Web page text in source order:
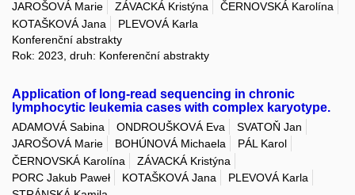
JAROŠOVÁ Marie
ZÁVACKÁ Kristýna
ČERNOVSKÁ Karolína
KOTAŠKOVÁ Jana
PLEVOVÁ Karla
Konferenční abstrakty
Rok: 2023, druh: Konferenční abstrakty
Application of long-read sequencing in chronic
lymphocytic leukemia cases with complex karyotype.
ADAMOVÁ Sabina ONDROUŠKOVÁ Eva
SVATOŇ Jan
JAROŠOVÁ Marie
BOHÚNOVÁ Michaela
PÁL Karol
ČERNOVSKÁ Karolína
ZÁVACKÁ Kristýna
PORC Jakub Paweł
KOTAŠKOVÁ Jana
PLEVOVÁ Karla